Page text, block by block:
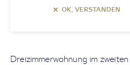
OK, VERSTANDEN
Dreizimmerwohnung im